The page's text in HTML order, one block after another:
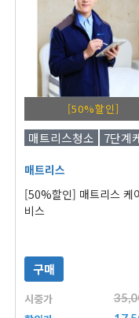
[50%할인]
매트리스청소 7단계
매트리스
[50%할인] 매트리스 케
비스
구매
시중가